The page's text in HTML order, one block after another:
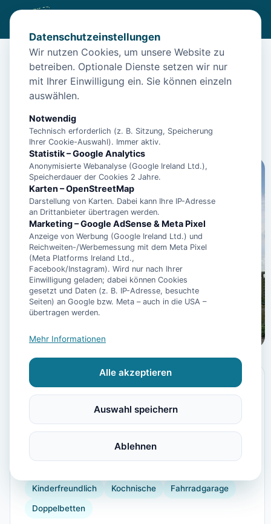
/Unterkünfte /Werdum/
"Landhaus Wallum" Müller - Ferienwohnung - 35010
"Landhaus Wallum" Müller -
Ferienwohnung - 35010
26427 Werdum
Ausstattung
Kühlschrank Mikrowelle Garten
Spielplatz
Kinderfreundlich Kochnische Fahrradgarage
Doppelbetten
Datenschutzeinstellungen
Wir nutzen Cookies, um unsere Website zu
betreiben. Optionale Dienste setzen wir nur
mit Ihrer Einwilligung ein. Sie können einzeln
auswählen.
Notwendig
Technisch erforderlich (z. B. Sitzung, Speicherung
Ihrer Cookie-Auswahl). Immer aktiv.
Statistik – Google Analytics
Anonymisierte Webanalyse (Google Ireland Ltd.),
Speicherdauer der Cookies 2 Jahre.
Karten – OpenStreetMap
Darstellung von Karten. Dabei kann Ihre IP-Adresse
an Drittanbieter übertragen werden.
Marketing – Google AdSense & Meta Pixel
Anzeige von Werbung (Google Ireland Ltd.) und
Reichweiten-/Werbemessung mit dem Meta Pixel
(Meta Platforms Ireland Ltd.,
Facebook/Instagram). Wird nur nach Ihrer
Einwilligung geladen; dabei können Cookies
gesetzt und Daten (z. B. IP-Adresse, besuchte
Seiten) an Google bzw. Meta – auch in die USA –
übertragen werden.
Mehr Informationen
Alle akzeptieren
Auswahl speichern
Ablehnen